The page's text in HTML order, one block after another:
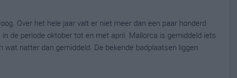
Over het hele jaar valt er niet meer dan een paar honderd
de periode oktober tot en met april. Mallorca is gemiddeld iets
natter dan gemiddeld. De bekende badplaatsen liggen